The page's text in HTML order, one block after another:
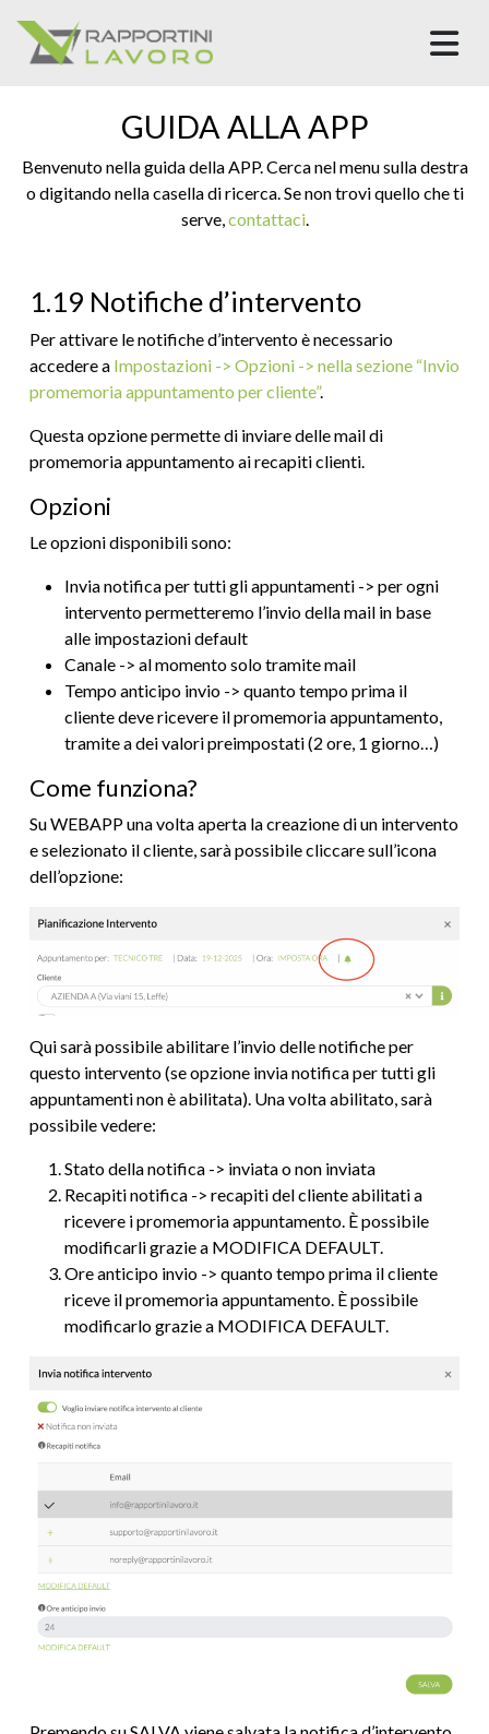
GUIDA ALLA APP
Benvenuto nella guida della APP. Cerca nel menu sulla destra
o digitando nella casella di ricerca. Se non trovi quello che ti
serve,contattaci.
1.19 Notifiche d’intervento
Per attivare le notifiche d’intervento è necessario
accedere a Impostazioni -> Opzioni -> nella sezione “Invio
promemoria appuntamento per cliente”.
Questa opzione permette di inviare delle mail di
promemoria appuntamento ai recapiti clienti.
Opzioni
Le opzioni disponibili sono:
Invia notifica per tutti gli appuntamenti -> per ogni
intervento permetteremo l’invio della mail in base
alle impostazioni default
Canale -> al momento solo tramite mail
Tempo anticipo invio -> quanto tempo prima il
cliente deve ricevere il promemoria appuntamento,
tramite a dei valori preimpostati (2 ore, 1 giorno…)
Come funziona?
Su WEBAPP una volta aperta la creazione di un intervento
e selezionato il cliente, sarà possibile cliccare sull’icona
dell’opzione:
Qui sarà possibile abilitare l’invio delle notifiche per
questo intervento (se opzione invia notifica per tutti gli
appuntamenti non è abilitata). Una volta abilitato, sarà
possibile vedere:
Stato della notifica -> inviata o non inviata
Recapiti notifica -> recapiti del cliente abilitati a
ricevere i promemoria appuntamento. È possibile
modificarli grazie a MODIFICA DEFAULT.
Ore anticipo invio -> quanto tempo prima il cliente
riceve il promemoria appuntamento. È possibile
modificarlo grazie a MODIFICA DEFAULT.